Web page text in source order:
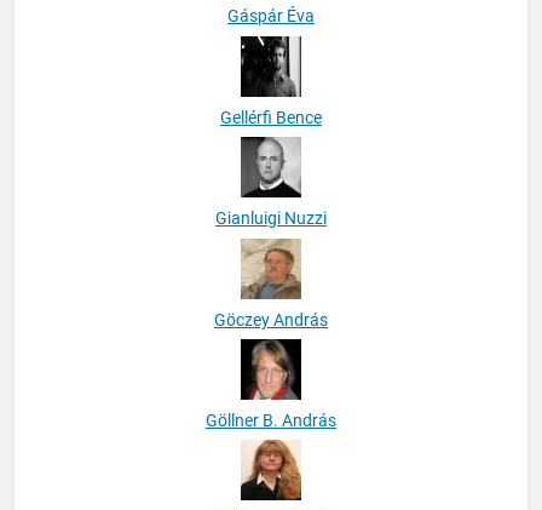
Gáspár Éva
Gellérfi Bence
Gianluigi Nuzzi
Göczey András
Göllner B. András